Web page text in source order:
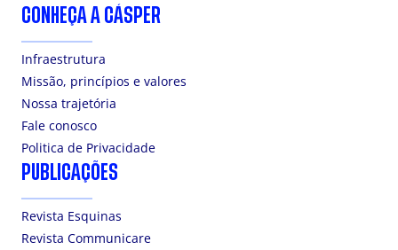
CONHEÇA A CÁSPER
Infraestrutura
Missão, princípios e valores
Nossa trajetória
Fale conosco
Politica de Privacidade
PUBLICAÇÕES
Revista Esquinas
Revista Communicare